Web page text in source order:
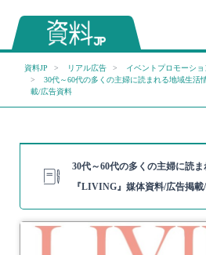
資料JP リアル広告
イベントプロモーショ
30代～60代の多くの主婦に読まれる地域生活
載/広告資料
30代～60代の多くの主婦に読
『LIVING』媒体資料/広告掲